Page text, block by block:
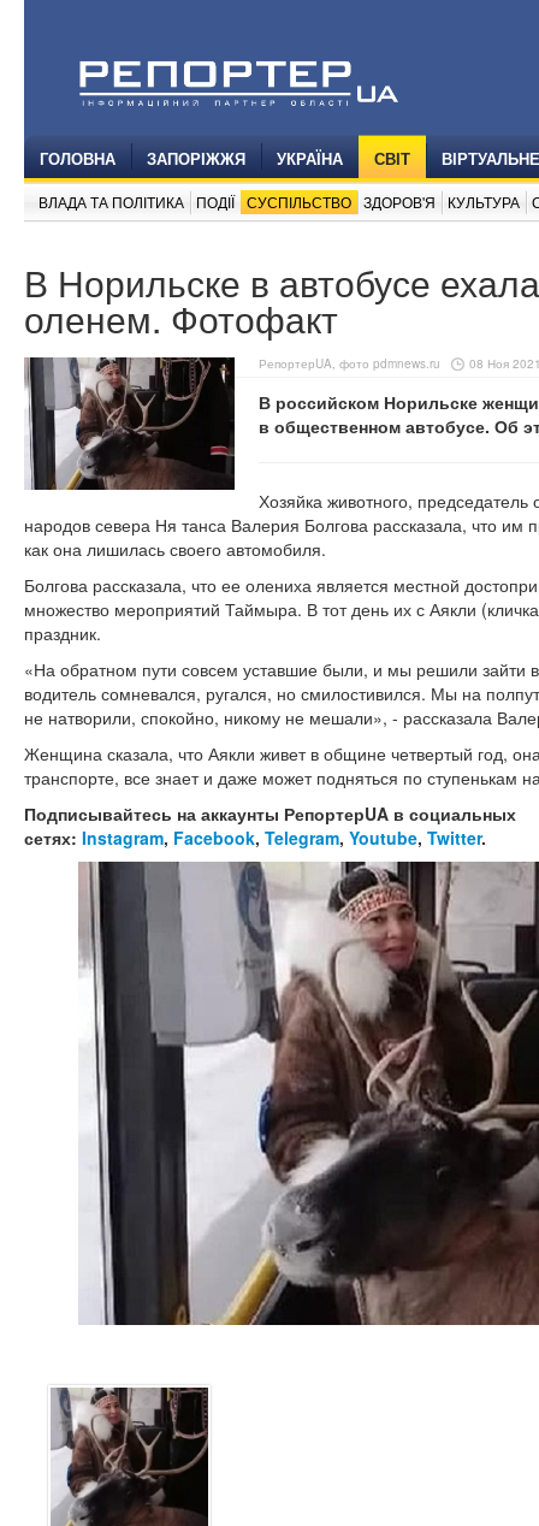
ГОЛОВНА ЗАПОРІЖЖЯ УКРАЇНА СВІТ
ВЛАДА ТА ПОЛІТИКА ПОДІЇ СУСПІЛЬСТВО ЗДОРОВ'Я КУЛЬТУРА
В Норильске в автобусе
оленем. Фотофакт
РепортерUA, фото pdmnews.ru 08 Ноя
В российском Норильске
в общественном автобусе. Об
Хозяйка животного,
народов севера Ня танса Валерия Болгова рассказала, что им
как она лишилась своего автомобиля.
Болгова рассказала, что ее олениха является местной
множество мероприятий Таймыра. В тот день их с Аякли
праздник.
«На обратном пути совсем уставшие были, и мы решили зайти
водитель сомневался, ругался, но смилостивился. Мы на
не натворили, спокойно, никому не мешали», - рассказала
Женщина сказала, что Аякли живет в общине четвертый год,
транспорте, все знает и даже может подняться по ступенькам
Подписывайтесь на аккаунты РепортерUA в социальных
сетях: Instagram, Facebook, Telegram, Youtube, Twitter.